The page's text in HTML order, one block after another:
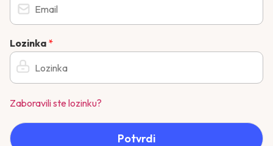
Lozinka *
Zaboravili ste lozinku?
Potvrdi